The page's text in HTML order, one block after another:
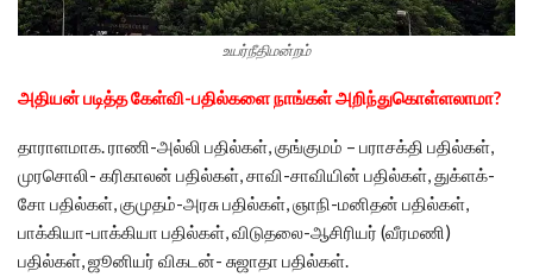
உயர்நீதிமன்றம்
அதியன் படித்த கேள்வி-பதில்களை நாங்கள் அறிந்துகொள்ளலாமா?
தாராளமாக. ராணி-அல்லி பதில்கள், குங்குமம் – பராசக்தி பதில்கள்,
முரசொலி- கரிகாலன் பதில்கள், சாவி-சாவியின் பதில்கள், துக்ளக்-
சோ பதில்கள், குமுதம்-அரசு பதில்கள், ஞாநி-மனிதன் பதில்கள்,
பாக்கியா-பாக்கியா பதில்கள், விடுதலை-ஆசிரியர் (வீரமணி)
பதில்கள், ஜூனியர் விகடன்- சுஜாதா பதில்கள்.